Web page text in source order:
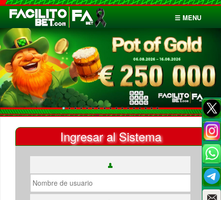
☰ MENU
Inicio
Apuestas
Cuentas
Ingresar al Sistema